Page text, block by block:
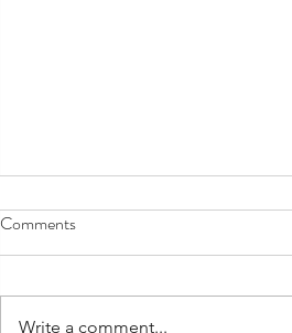
Comments
Write a comment...